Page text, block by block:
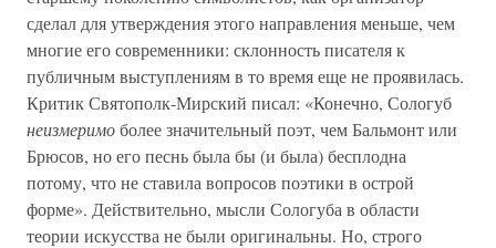
сделал для утверждения этого направления меньше, чем
многие его современники: склонность писателя к
публичным выступлениям в то время еще не проявилась.
Критик Святополк-Мирский писал: «Конечно, Сологуб
неизмеримоболее значительный поэт, чем Бальмонт или
Брюсов, но его песнь была бы (и была) бесплодна
потому, что не ставила вопросов поэтики в острой
форме». Действительно, мысли Сологуба в области
теории искусства не были оригинальны. Но, строго